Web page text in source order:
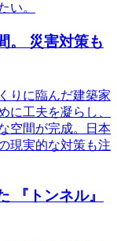
い。
。 災害対策も
りに臨んだ建築家
に工夫を凝らし、
空間が完成。日本
現実的な対策も注
『トンネル』